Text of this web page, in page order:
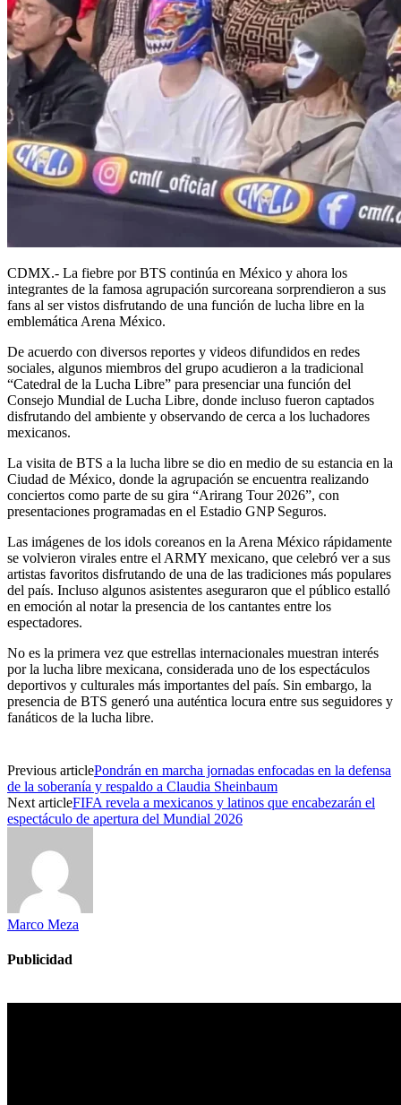
CDMX.- La fiebre por BTS continúa en México y ahora los
integrantes de la famosa agrupación surcoreana sorprendieron a sus
fans al ser vistos disfrutando de una función de lucha libre en la
emblemática Arena México.
De acuerdo con diversos reportes y videos difundidos en redes
sociales, algunos miembros del grupo acudieron a la tradicional
“Catedral de la Lucha Libre” para presenciar una función del
Consejo Mundial de Lucha Libre, donde incluso fueron captados
disfrutando del ambiente y observando de cerca a los luchadores
mexicanos.
La visita de BTS a la lucha libre se dio en medio de su estancia en la
Ciudad de México, donde la agrupación se encuentra realizando
conciertos como parte de su gira “Arirang Tour 2026”, con
presentaciones programadas en el Estadio GNP Seguros.
Las imágenes de los idols coreanos en la Arena México rápidamente
se volvieron virales entre el ARMY mexicano, que celebró ver a sus
artistas favoritos disfrutando de una de las tradiciones más populares
del país. Incluso algunos asistentes aseguraron que el público estalló
en emoción al notar la presencia de los cantantes entre los
espectadores.
No es la primera vez que estrellas internacionales muestran interés
por la lucha libre mexicana, considerada uno de los espectáculos
deportivos y culturales más importantes del país. Sin embargo, la
presencia de BTS generó una auténtica locura entre sus seguidores y
fanáticos de la lucha libre.
Previous articlePondrán en marcha jornadas enfocadas en la defensa
de la soberanía y respaldo a Claudia Sheinbaum
Next articleFIFA revela a mexicanos y latinos que encabezarán el
espectáculo de apertura del Mundial 2026
Marco Meza
Publicidad